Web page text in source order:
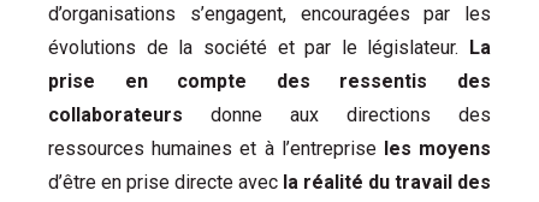
d’organisations s’engagent, encouragées par les
évolutions de la société et par le législateur. La
prise en compte des ressentis des
collaborateurs donne aux directions des
ressources humaines et à l’entreprise les moyens
d’être en prise directe avec la réalité du travail des